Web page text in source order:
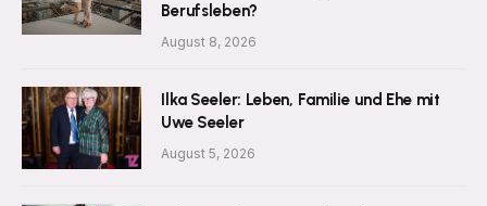
Berufsleben?
August 8, 2026
Ilka Seeler: Leben, Familie und Ehe mit
Uwe Seeler
August 5, 2026